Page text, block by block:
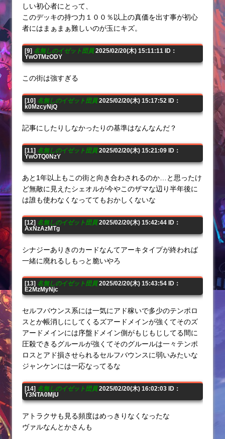
しい初心者にとって、
このデッキの持つ力１００％以上の真価を出す事が初心
者にはまぁまぁ難しいのが玉にキズ。
[9] 名無しのイゼット団員2025/02/20(木) 15:11:11 ID：
YwOTMzODY
この街は強すぎる
[10] 名無しのイゼット団員2025/02/20(木) 15:17:52 ID：
k0MzcyNjQ
記事にしたりしなかったりの基準はなんなんだ？
[11] 名無しのイゼット団員2025/02/20(木) 15:21:09 ID：
YwOTQ0NzY
あと1年以上もこの街と向き合わされるのか…と思ったけ
ど無敵に見えたシェオルが今やこのザマな辺り半年後に
は誰も使わなくなっててもおかしくないな
[12] 名無しのイゼット団員2025/02/20(木) 15:42:44 ID：
AxNzAzMTg
シナジーありきのカードなんてアーキタイプが終われば
一緒に廃れるしもっと脆いやろ
[13] 名無しのイゼット団員2025/02/20(木) 15:43:54 ID：
E2MzMyNjc
セルフバウンス系には一気にアド稼いで多少のテンポロ
スとか帳消しにしてくるズアードメインが強くてそのズ
アードメインには序盤ドメイン側がもじもじしてる間に
圧殺できるグルールが強くてそのグルールは一々テンポ
ロスとアド損させられるセルフバウンスに弱いみたいな
ジャンケンには一応なってるな
[14] 名無しのイゼット団員2025/02/20(木) 16:02:03 ID：
Y3NTA0MjU
アトラクサも見る頻度はめっきりなくなったな
ヴァルなんとかさんも